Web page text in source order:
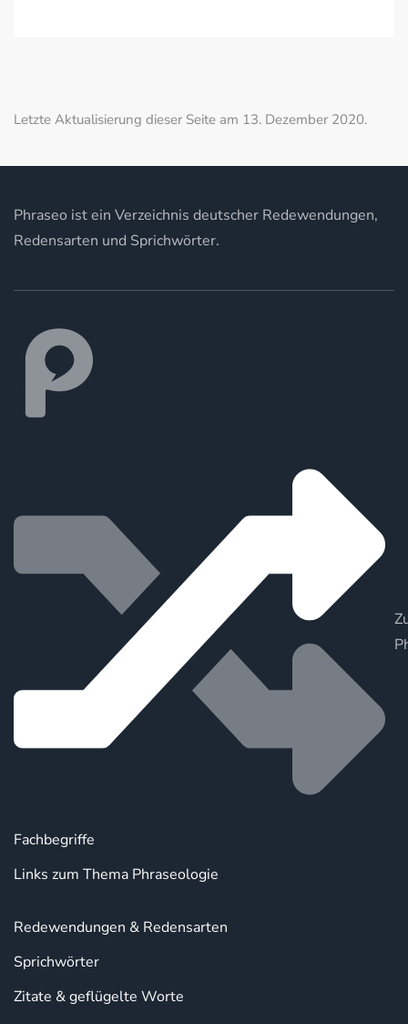
Letzte Aktualisierung dieser Seite am 13. Dezember 2020.
Phraseo ist ein Verzeichnis deutscher Redewendungen,
Redensarten und Sprichwörter.
Fachbegriffe
Links zum Thema Phraseologie
Redewendungen & Redensarten
Sprichwörter
Zitate & geflügelte Worte